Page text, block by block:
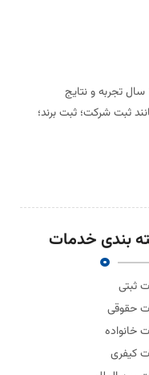
هلدینگ ثبتی و حقوقی آفریقا با بیش از 15 سال تجربه و نتایج
ثبت شرکت؛ ثبت برند؛
بندی خدمات
ثبتی
حقوقی
خانواده
کیفری